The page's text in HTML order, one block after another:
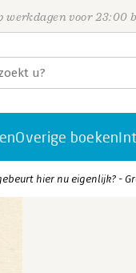
werkdagen voor 23:00
Overige boeken
hier nu eigenlijk? -